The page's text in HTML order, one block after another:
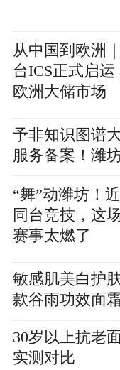
从中国到欧洲
台ICS正式启
欧洲大储市场
予非知识图谱
服务备案！潍
“舞”动潍坊！
同台竞技，这
赛事太燃了
敏感肌美白护
款谷雨功效面
30岁以上抗老
实测对比